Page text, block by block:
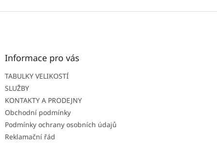
Z
Informace pro vás
TABULKY VELIKOSTÍ
SLUŽBY
KONTAKTY A PRODEJNY
Obchodní podmínky
Podmínky ochrany osobních údajů
Reklamační řád